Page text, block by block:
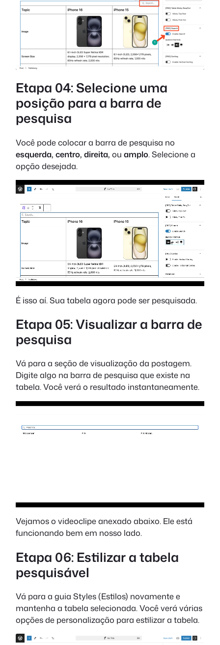
Etapa 04: Selecione uma
posição para a barra de
pesquisa
Você pode colocar a barra de pesquisa no
esquerda, centro, direita, ou amplo. Selecione a
opção desejada.
É isso aí. Sua tabela agora pode ser pesquisada.
Etapa 05: Visualizar a barra de
pesquisa
Vá para a seção de visualização da postagem.
Digite algo na barra de pesquisa que existe na
tabela. Você verá o resultado instantaneamente.
Vejamos o videoclipe anexado abaixo. Ele está
funcionando bem em nosso lado.
Etapa 06: Estilizar a tabela
pesquisável
Vá para a guia Styles (Estilos) novamente e
mantenha a tabela selecionada. Você verá várias
opções de personalização para estilizar a tabela.